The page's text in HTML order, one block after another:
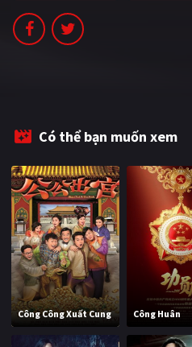
PHIM LẺ
PHIM CHIẾU RẠP
Có thể bạn muốn xem
Công Công Xuất Cung Công Huân